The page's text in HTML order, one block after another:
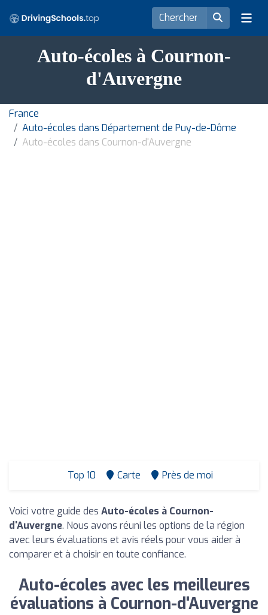
Auto-écoles à Cournon-
d'Auvergne
France
Auto-écoles dans Département de Puy-de-Dôme
Auto-écoles dans Cournon-d'Auvergne
Top 10 Carte Près de moi
Voici votre guide des Auto-écoles à Cournon-
d'Auvergne. Nous avons réuni les options de la région
avec leurs évaluations et avis réels pour vous aider à
comparer et à choisir en toute confiance.
Auto-écoles avec les meilleures
évaluations à Cournon-d'Auvergne